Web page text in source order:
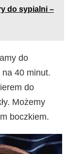
do sypialni –
do
40 minut.
do
Możemy
boczkiem.